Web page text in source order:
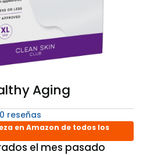
Aging
reseñas
en Amazon de todos los
el mes pasado